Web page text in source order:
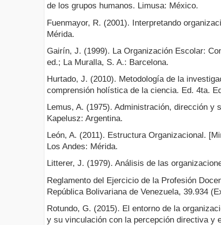
de los grupos humanos. Limusa: México.
Fuenmayor, R. (2001). Interpretando
Mérida.
Gairín, J. (1999). La Organización Escolar:
ed.; La Muralla, S. A.: Barcelona.
Hurtado, J. (2010). Metodología de la
comprensión holística de la ciencia. Ed. 4ta.
Lemus, A. (1975). Administración, dirección y
Kapelusz: Argentina.
León, A. (2011). Estructura Organizacional.
Los Andes: Mérida.
Litterer, J. (1979). Análisis de las
Reglamento del Ejercicio de la Profesión
República Bolivariana de Venezuela, 39.934
Rotundo, G. (2015). El entorno de la
y su vinculación con la percepción directiva y